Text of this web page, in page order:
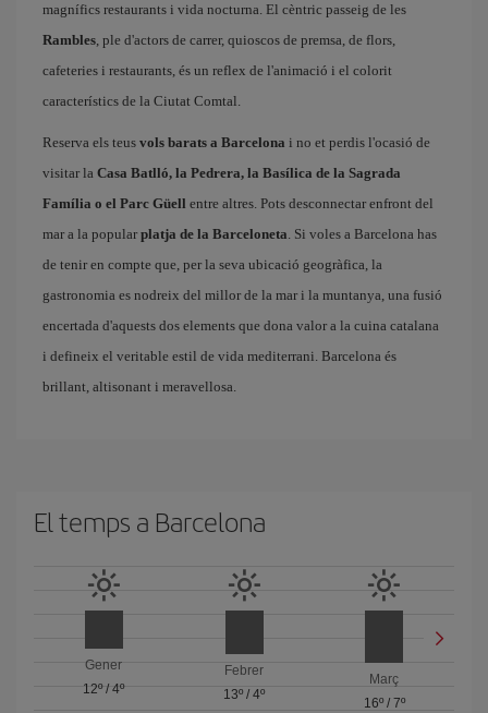
magnífics restaurants i vida nocturna. El cèntric passeig de les
Rambles, ple d'actors de carrer, quioscos de premsa, de flors,
cafeteries i restaurants, és un reflex de l'animació i el colorit
característics de la Ciutat Comtal.
Reserva els teus vols barats a Barcelona i no et perdis l'ocasió de
visitar la Casa Batlló, la Pedrera, la Basílica de la Sagrada
Família o el Parc Güell entre altres. Pots desconnectar enfront del
mar a la popular platja de la Barceloneta. Si voles a Barcelona has
de tenir en compte que, per la seva ubicació geogràfica, la
gastronomia es nodreix del millor de la mar i la muntanya, una fusió
encertada d'aquests dos elements que dona valor a la cuina catalana
i defineix el veritable estil de vida mediterrani. Barcelona és
brillant, altisonant i meravellosa.
El temps a Barcelona
Gener
12º/4º
Febrer
13º / 4º
Març
16º/ 7º